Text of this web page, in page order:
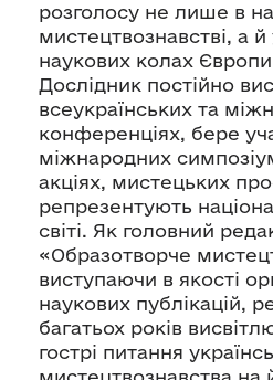
розголосу не лише в
мистецтвознавстві, а й
наукових колах Європи
Дослідник постійно
всеукраїнських та
конференціях, бере
міжнародних
акціях, мистецьких
репрезентують
світі. Як головний
«Образотворче
виступаючи в якості
наукових публікацій,
багатьох років
гострі питання